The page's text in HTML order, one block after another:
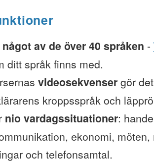
av de över 40 språken -
ditt språk finns med.
videosekvenser gör
kroppsspråk och
nio vardagssituationer:
ekonomi, möten,
och telefonsamtal.